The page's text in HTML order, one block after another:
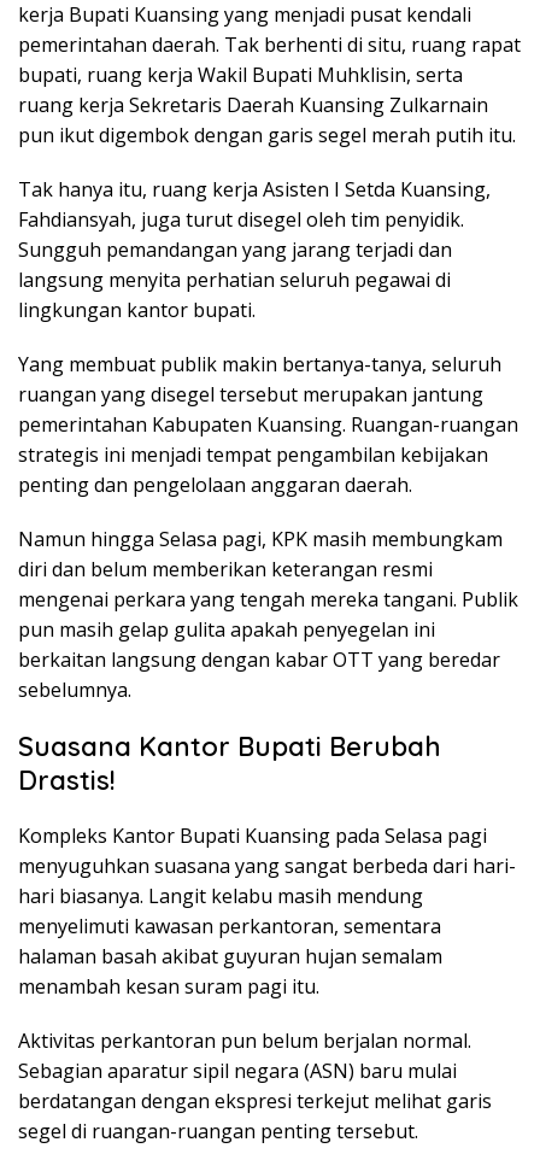
kerja Bupati Kuansing yang menjadi pusat kendali
pemerintahan daerah. Tak berhenti di situ, ruang rapat
bupati, ruang kerja Wakil Bupati Muhklisin, serta
ruang kerja Sekretaris Daerah Kuansing Zulkarnain
pun ikut digembok dengan garis segel merah putih itu.
Tak hanya itu, ruang kerja Asisten I Setda Kuansing,
Fahdiansyah, juga turut disegel oleh tim penyidik.
Sungguh pemandangan yang jarang terjadi dan
langsung menyita perhatian seluruh pegawai di
lingkungan kantor bupati.
Yang membuat publik makin bertanya-tanya, seluruh
ruangan yang disegel tersebut merupakan jantung
pemerintahan Kabupaten Kuansing. Ruangan-ruangan
strategis ini menjadi tempat pengambilan kebijakan
penting dan pengelolaan anggaran daerah.
Namun hingga Selasa pagi, KPK masih membungkam
diri dan belum memberikan keterangan resmi
mengenai perkara yang tengah mereka tangani. Publik
pun masih gelap gulita apakah penyegelan ini
berkaitan langsung dengan kabar OTT yang beredar
sebelumnya.
Suasana Kantor Bupati Berubah
Drastis!
Kompleks Kantor Bupati Kuansing pada Selasa pagi
menyuguhkan suasana yang sangat berbeda dari hari-
hari biasanya. Langit kelabu masih mendung
menyelimuti kawasan perkantoran, sementara
halaman basah akibat guyuran hujan semalam
menambah kesan suram pagi itu.
Aktivitas perkantoran pun belum berjalan normal.
Sebagian aparatur sipil negara (ASN) baru mulai
berdatangan dengan ekspresi terkejut melihat garis
segel di ruangan-ruangan penting tersebut.